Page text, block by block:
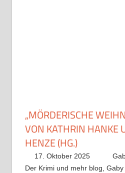
„MÖRDERISCHE
VON KATHRIN HANKE
HENZE (HG.)
17. Oktober 2025
Der Krimi und mehr blog Gaby